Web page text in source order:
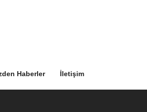
Haberler İletişim